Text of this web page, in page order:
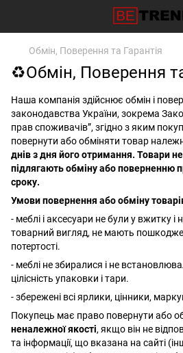
Обмін, Поверення та Гарантія
♻Обмін, Поверення
Наша компанія здійснює обмін і
законодавства України, зокрема
правспоживачів”, згідно з яким
повернути або обміняти товар
днів з дня його отримання. Товари
підлягають обміну або поверненню
сроку.
Умови повернення або обміну
- меблі і аксесуари не були у вжитку і
товарний вигляд, не мають
потертості.
- меблі не збиралися і не
цілісність упаковки і тари.
- збережені всі ярлики, цінники,
Покупець має право повернути або
неналежної якості, якщо він не
та інформації, що вказана на сайті